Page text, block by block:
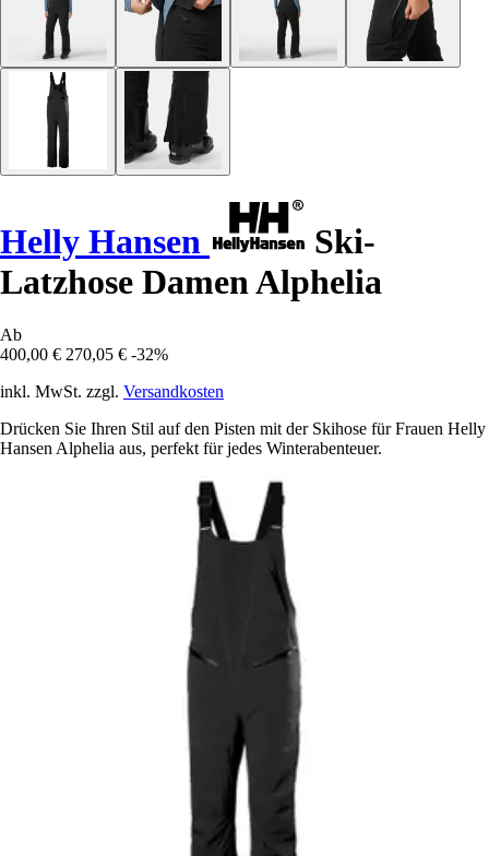
Helly Hansen
Ski-
Latzhose Damen Alphelia
Ab
400,00 € 270,05 € -32%
inkl. MwSt. zzgl. Versandkosten
Drücken Sie Ihren Stil auf den Pisten mit der Skihose für Frauen Helly
Hansen Alphelia aus, perfekt für jedes Winterabenteuer.